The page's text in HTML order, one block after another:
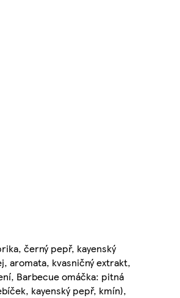
černý pepř, kayenský
aromata, kvasničný extrakt,
Barbecue omáčka: pitná
kayenský pepř, kmín),